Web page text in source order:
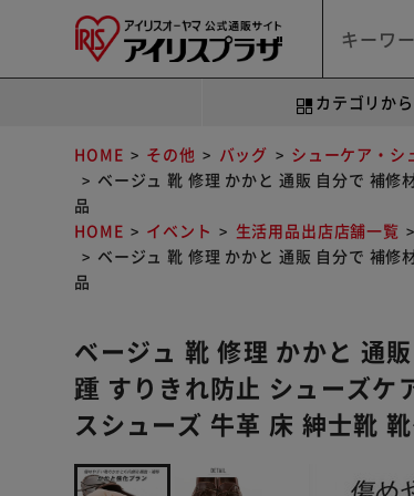
カテゴリか
HOME その他 バッグ
シューケア・シ
ベージュ 靴 修理 かかと 通販 自分で 補修
品
HOME
イベント 生活用品出店店舗一覧
ベージュ 靴 修理 かかと 通販 自分で 補修
品
ベージュ 靴 修理 かかと 通
踵 すりきれ防止 シューズケ
スシューズ 牛革 床 紳士靴